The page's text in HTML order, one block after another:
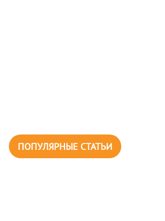
ПОПУЛЯРНЫЕ СТАТЬИ